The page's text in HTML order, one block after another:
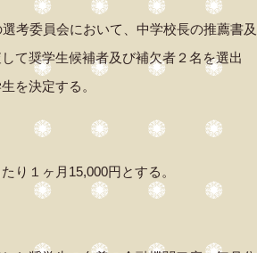
考委員会において、中学校長の推薦書及
て奨学生候補者及び補欠者２名を選出
を決定する。
り１ヶ月15,000円とする。